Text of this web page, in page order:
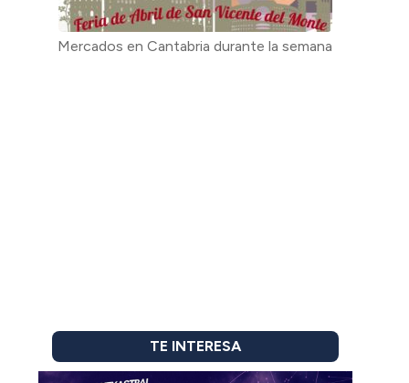
Mercados en Cantabria durante la semana
TE INTERESA